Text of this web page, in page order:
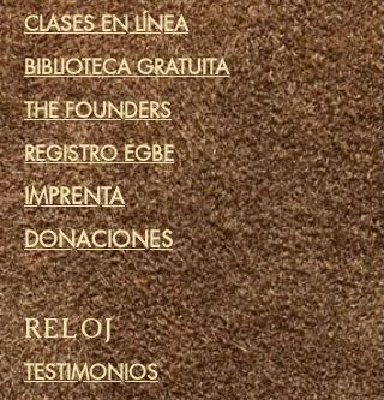
CLASES EN LÍNEA
BIBLIOTECA GRATUITA
THE FOUNDERS
REGISTRO EGBE
IMPRENTA
DONACIONES
RELOJ
TESTIMONIOS